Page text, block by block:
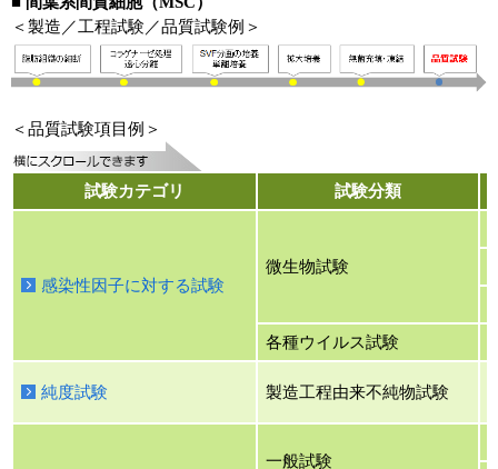
＜製造／工程試験／品質試験例＞
＜品質試験項目例＞
試験カテゴリ​ 試験分類​
感染性因子に対する試験
微生物試験
各種ウイルス試験
純度試験 製造工程由来不純物試験
一般試験